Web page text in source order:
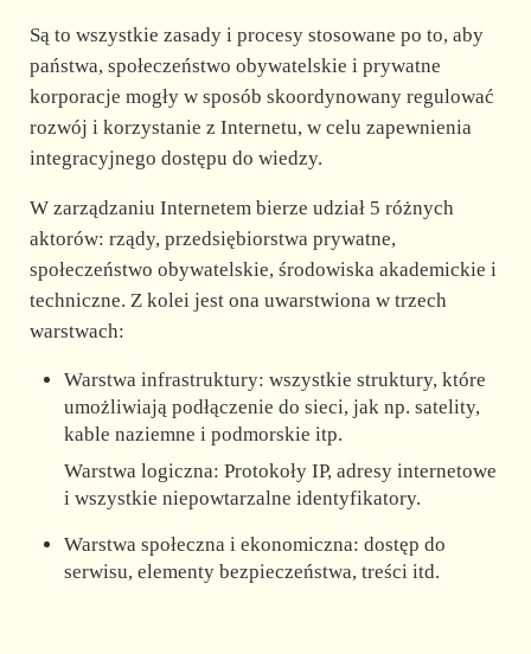
Są to wszystkie zasady i procesy stosowane po to, aby
państwa, społeczeństwo obywatelskie i prywatne
korporacje mogły w sposób skoordynowany regulować
rozwój i korzystanie z Internetu, w celu zapewnienia
integracyjnego dostępu do wiedzy.
W zarządzaniu Internetem bierze udział 5 różnych
aktorów: rządy, przedsiębiorstwa prywatne,
społeczeństwo obywatelskie, środowiska akademickie i
techniczne. Z kolei jest ona uwarstwiona w trzech
warstwach:
Warstwa infrastruktury: wszystkie struktury, które
umożliwiają podłączenie do sieci, jak np. satelity,
kable naziemne i podmorskie itp.
Warstwa logiczna: Protokoły IP, adresy internetowe
i wszystkie niepowtarzalne identyfikatory.
Warstwa społeczna i ekonomiczna: dostęp do
serwisu, elementy bezpieczeństwa, treści itd.